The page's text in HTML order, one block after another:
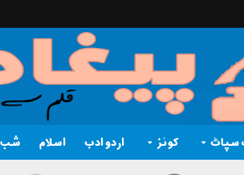
سپاٹ کوئز اردو ادب اسلام شب